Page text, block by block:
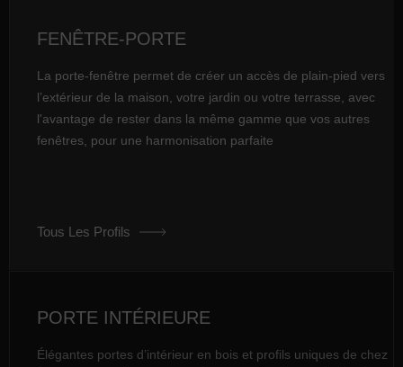
FENÊTRE-PORTE
La porte-fenêtre permet de créer un accès de plain-pied vers
l’extérieur de la maison, votre jardin ou votre terrasse, avec
l'avantage de rester dans la même gamme que vos autres
fenêtres, pour une harmonisation parfaite
Tous Les Profils
PORTE INTÉRIEURE
Élégantes portes d’intérieur en bois et profils uniques de chez